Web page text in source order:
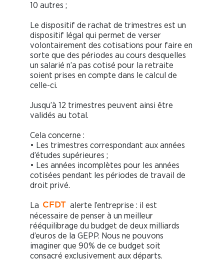
10 autres ;
Le dispositif de rachat de trimestres est un
dispositif légal qui permet de verser
volontairement des cotisations pour faire en
sorte que des périodes au cours desquelles
un salarié n’a pas cotisé pour la retraite
soient prises en compte dans le calcul de
celle-ci.
Jusqu’à 12 trimestres peuvent ainsi être
validés au total.
Cela concerne :
• Les trimestres correspondant aux années
d’études supérieures ;
• Les années incomplètes pour les années
cotisées pendant les périodes de travail de
droit privé.
La CFDT
alerte l’entreprise : il est
nécessaire de penser à un meilleur
rééquilibrage du budget de deux milliards
d’euros de la GEPP. Nous ne pouvons
imaginer que 90% de ce budget soit
consacré exclusivement aux départs.